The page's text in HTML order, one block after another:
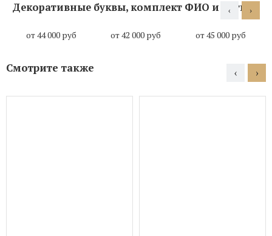
Декоративные буквы, комплект ФИО и даты
от 44 000 руб от 42 000 руб от 45 000 руб
‹ ›
Смотрите также ‹ ›